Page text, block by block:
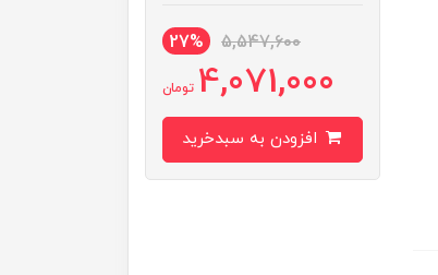
5,547,600
27%
4,071,000 تومان